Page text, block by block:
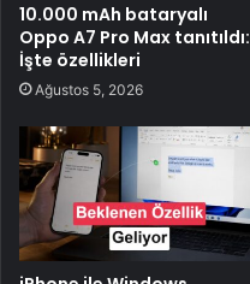
10.000 mAh bataryalı
Oppo A7 Pro Max tanıtıldı:
İşte özellikleri
Ağustos 5, 2026